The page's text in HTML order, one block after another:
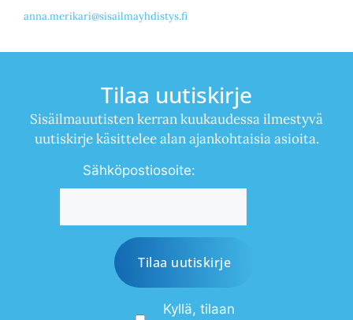
anna.merikari@sisailmayhdistys.fi
Tilaa uutiskirje
Sisäilmauutisten kerran kuukaudessa ilmestyvä
uutiskirje käsittelee alan ajankohtaisia asioita.
Sähköpostiosoite:
Kyllä, tilaan